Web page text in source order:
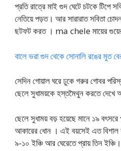
প্রতি রাত্রে মাই গুদ ঘেটে চটকে টিপে
নেতিয়ে পড়ত। আর সারারাত সবিতা
ছটফট করত । ma chele মায়ের গুয়ের
বালে ভরা গুদ থেকে সোনালি রঙের মুত
সেদিন গোয়াল ঘরে ঢুকে গরুর গোবর
ছেলে সুধাময়কে হস্তমৈথুন করতে দেখে
ছেলে সুধাময় বড় হয়েছে মানে ১৯
আকারের ধোন । এই বয়সেই এত বিশাল
৯-১০ ইঞ্চি আর ঘেরেতে প্রায় তিন ইঞ্চি।